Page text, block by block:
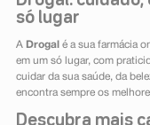
só lugar
A Drogal é a sua farmácia
em um só lugar, com
cuidar da sua saúde, da
encontra sempre os
Descubra mais